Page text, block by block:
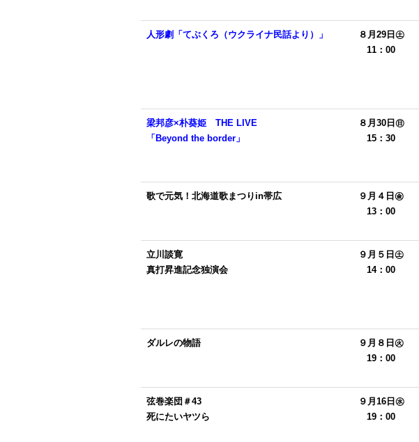
人形劇「てぶくろ（ウクライナ民話より）」
８月29日㊏
11：00
梁邦彦×朴葵姫 THE LIVE
「Beyond the border」
８月30日㊐
15：30
歌で元気！北海道歌まつりin帯広
９月４日㊎
13：00
立川談寛
真打昇進記念独演会
９月５日㊏
14：00
ダルレの物語
９月８日㊋
19：00
弦巻楽団＃43
死にたいヤツら
９月16日㊌
19：00